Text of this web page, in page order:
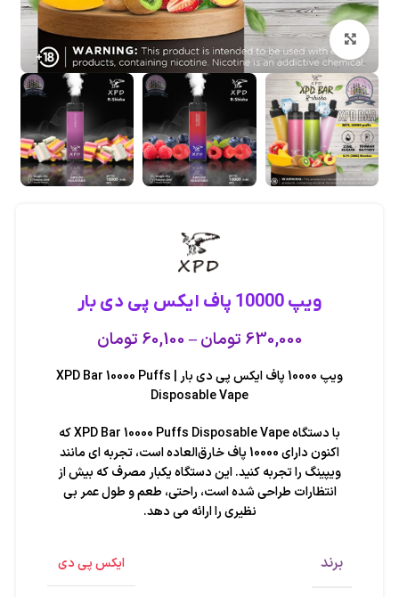
بزرگنمایی تصویر
ویپ 10000 پاف ایکس پی دی بار
630,000 تومان –
60,100 تومان
ویپ 10000 پاف ایکس پی دی بار | XPD Bar 10000 Puffs
Disposable Vape
با دستگاه XPD Bar 10000 Puffs Disposable Vape که
اکنون دارای 10000 پاف خارق‌العاده است، تجربه ای مانند
ویپینگ را تجربه کنید. این دستگاه یکبار مصرف که بیش از
انتظارات طراحی شده است، راحتی، طعم و طول عمر بی
نظیری را ارائه می دهد.
برند ایکس پی دی